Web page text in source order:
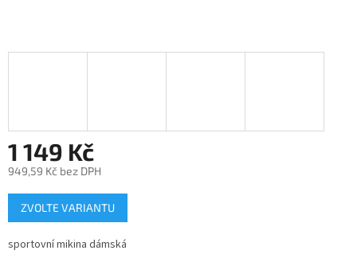
1 149 Kč
949,59 Kč bez DPH
Měrná
cena:
ZVOLTE VARIANTU
sportovní mikina dámská